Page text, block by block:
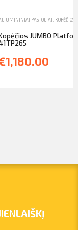
,PARDAVIMASPASTOLIAI, KOPĖČIOS,
JUMBO